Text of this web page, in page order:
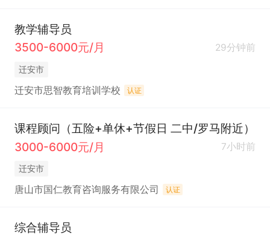
教学辅导员
3500-6000元/月
29分钟前
迁安市
迁安市思智教育培训学校 认证
课程顾问（五险+单休+节假日 二中/罗马附近）
3000-6000元/月
7小时前
迁安市
唐山市国仁教育咨询服务有限公司 认证
综合辅导员